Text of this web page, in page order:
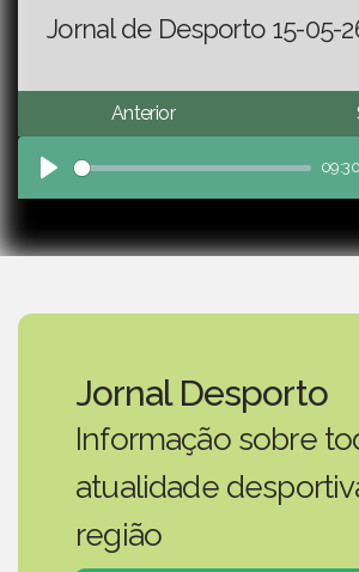
Jornal de Desporto 15-05-
Anterior
Play
09:30
Jornal Desporto
Informação sobre
atualidade
região